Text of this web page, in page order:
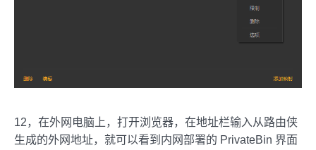
12，在外网电脑上，打开浏览器，在地址栏输入从路由侠
生成的外网地址，就可以看到内网部署的 PrivateBin 界面